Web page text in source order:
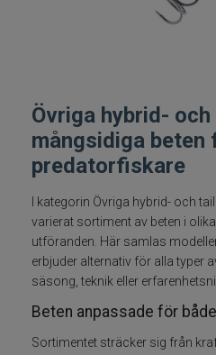
Fiskeset
Fiskedrag
Betespaket
Handgjorda beten
Jerkbaits - tailbaits
Övriga hybrid-
mångsidiga beten
predatorfiskare
I kategorin Övriga hybrid- och
varierat sortiment av beten i
utföranden. Här samlas
erbjuder alternativ för alla typer
säsong, teknik eller
Beten anpassade för
Sortimentet sträcker sig från